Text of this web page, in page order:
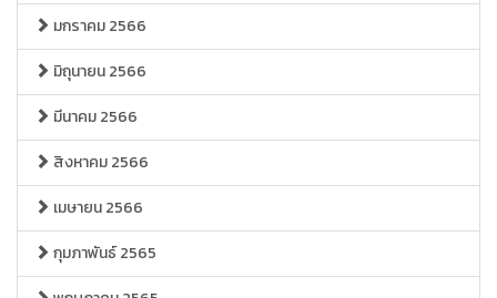
มกราคม 2566
มิถุนายน 2566
มีนาคม 2566
สิงหาคม 2566
เมษายน 2566
กุมภาพันธ์ 2565